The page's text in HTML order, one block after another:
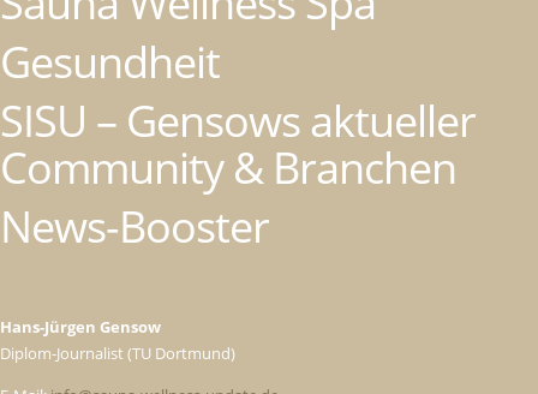
Gesundheit
SISU – Gensows aktueller
Community & Branchen
News-Booster
Hans-Jürgen Gensow
Diplom-Journalist (TU Dortmund)